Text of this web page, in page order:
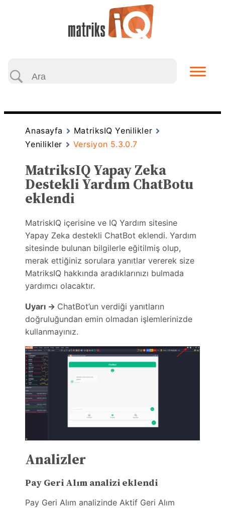
Anasayfa
MatriksIQ Yenilikler
Yenilikler
Versiyon 5.3.0.7
MatriksIQ Yapay Zeka
Destekli Yardım ChatBotu
eklendi
MatriskIQ içerisine ve IQ Yardım sitesine
Yapay Zeka destekli ChatBot eklendi. Yardım
sitesinde bulunan bilgilerle eğitilmiş olup,
merak ettiğiniz sorulara yanıtlar vererek size
MatriksIQ hakkında aradıklarınızı bulmada
yardımcı olacaktır.
Uyarı -> ChatBot’un verdiği yanıtların
doğruluğundan emin olmadan işlemlerinizde
kullanmayınız.
Analizler
Pay Geri Alım analizi eklendi
Pay Geri Alım analizinde Aktif Geri Alım